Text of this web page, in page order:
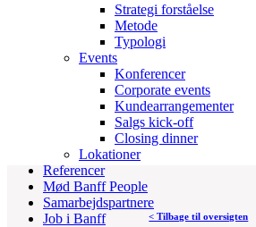
Strategi forståelse
Metode
Typologi
Events
Konferencer
Corporate events
Kundearrangementer
Salgs kick-off
Closing dinner
Lokationer
Referencer
Mød Banff People
Samarbejdspartnere
Job i Banff
< Tilbage til oversigten